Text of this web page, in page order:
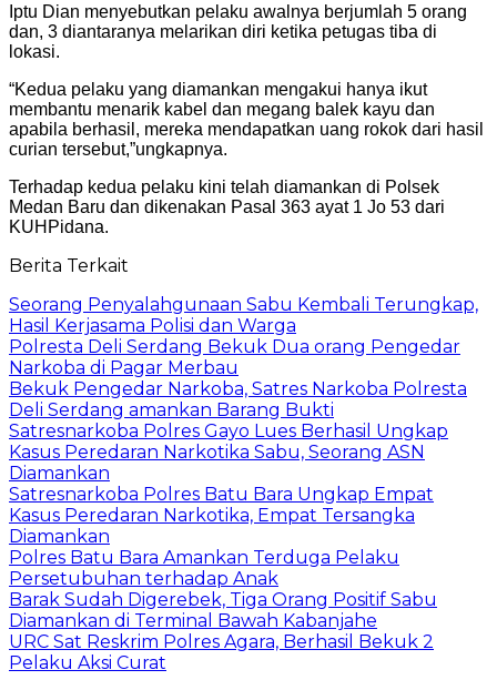
Iptu Dian menyebutkan pelaku awalnya berjumlah 5 orang
dan, 3 diantaranya melarikan diri ketika petugas tiba di
lokasi.
“Kedua pelaku yang diamankan mengakui hanya ikut
membantu menarik kabel dan megang balek kayu dan
apabila berhasil, mereka mendapatkan uang rokok dari hasil
curian tersebut,”ungkapnya.
Terhadap kedua pelaku kini telah diamankan di Polsek
Medan Baru dan dikenakan Pasal 363 ayat 1 Jo 53 dari
KUHPidana.
Berita Terkait
Seorang Penyalahgunaan Sabu Kembali Terungkap,
Hasil Kerjasama Polisi dan Warga
Polresta Deli Serdang Bekuk Dua orang Pengedar
Narkoba di Pagar Merbau
Bekuk Pengedar Narkoba, Satres Narkoba Polresta
Deli Serdang amankan Barang Bukti
Satresnarkoba Polres Gayo Lues Berhasil Ungkap
Kasus Peredaran Narkotika Sabu, Seorang ASN
Diamankan
Satresnarkoba Polres Batu Bara Ungkap Empat
Kasus Peredaran Narkotika, Empat Tersangka
Diamankan
Polres Batu Bara Amankan Terduga Pelaku
Persetubuhan terhadap Anak
Barak Sudah Digerebek, Tiga Orang Positif Sabu
Diamankan di Terminal Bawah Kabanjahe
URC Sat Reskrim Polres Agara, Berhasil Bekuk 2
Pelaku Aksi Curat